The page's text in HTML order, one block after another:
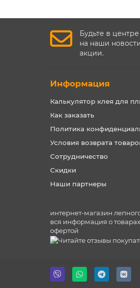
Будьте в
на наши
акции.
Информация
Калькулятор клея для
Как заказать
Политика
Условия возврата
Сотрудничество
Скидки
Наши партнеры
интернет-магазин
вся информация о
офертой